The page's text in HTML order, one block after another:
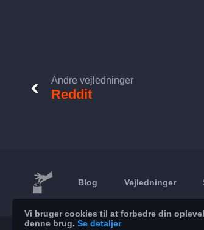
Andre vejledninger
Reddit
Blog Vejledninger
Vi bruger cookies til at forbedre din
denne brug. Se detaljer